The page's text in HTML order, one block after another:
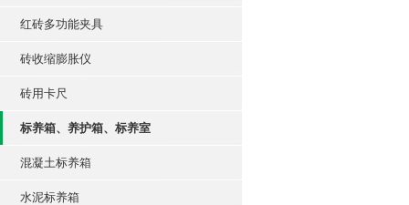
红砖多功能夹具
砖收缩膨胀仪
砖用卡尺
标养箱、养护箱、标养室
混凝土标养箱
水泥标养箱